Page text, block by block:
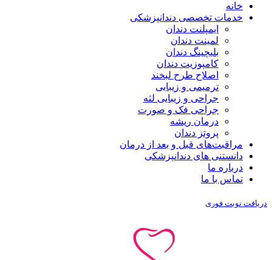
خانه
خدمات تخصصی دندانپزشکی
ایمپلنت دندان
لمینت دندان
بلیچینگ دندان
کامپوزیت دندان
اصلاح طرح لبخند
ترمیمی و زیبایی
جراحی و زیبایی لثه
جراحی فک و صورت
درمان ریشه
پروتز دندان
مراقبت‌های قبل و بعد از درمان
دانستنی های دندانپزشکی
درباره ما
تماس با ما
دریافت نوبت فوری